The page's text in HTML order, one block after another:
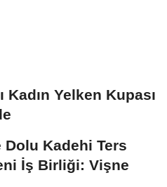
Kadın Yelken Kupası
Dolu Kadehi Ters
İş Birliği: Vişne